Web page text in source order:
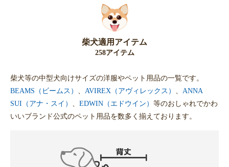
柴犬適用アイテム
258アイテム
柴犬等の中型犬向けサイズの洋服やペット用品の一覧です。
BEAMS（ビームス）
AVIREX（アヴィレックス）
ANNA
SUI（アナ・スイ）
EDWIN（エドウイン） 等のおしゃれでかわ
いいブランド公式のペット用品を数多く揃えております。